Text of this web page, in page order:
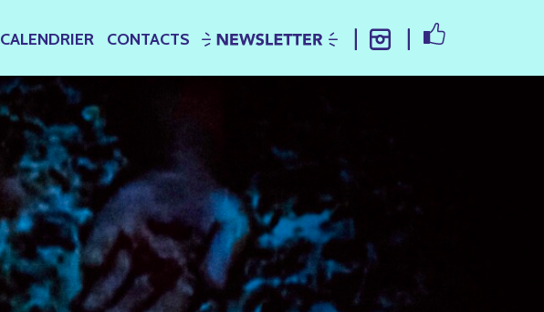
CALENDRIER CONTACTS NEWSLETTER INSTAGRAMFACEBOOK